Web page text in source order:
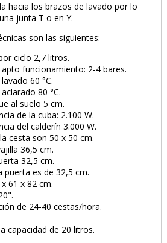
hacia los brazos de lavado por lo
junta T o en Y.
son las siguientes:
ciclo 2,7 litros.
funcionamiento: 2-4 bares.
60 °C.
80 °C.
al suelo 5 cm.
de la cuba: 2.100 W.
del calderín 3.000 W.
cesta son 50 x 50 cm.
36,5 cm.
32,5 cm.
puerta es de 32,5 cm.
61 x 82 cm.
de 24-40 cestas/hora.
capacidad de 20 litros.